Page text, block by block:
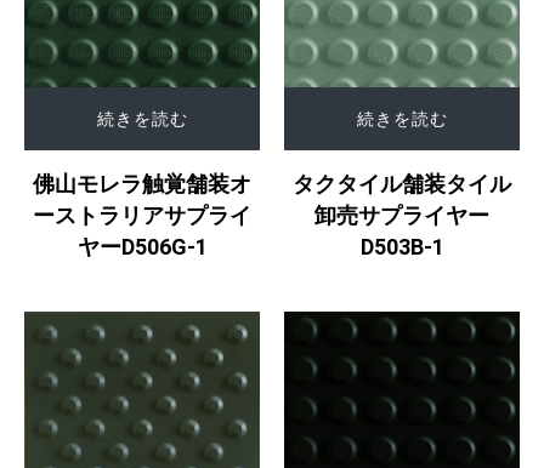
続きを読む
佛山モレラ触覚舗装オ
ーストラリアサプライ
ヤーD506G-1
続きを読む
タクタイル舗装タイル
卸売サプライヤー
D503B-1